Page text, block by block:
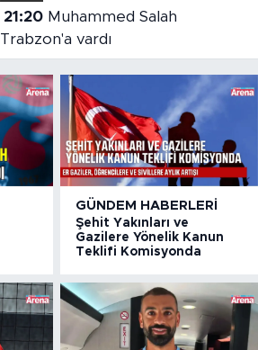
21:20Muhammed Salah
Trabzon'a vardı
GÜNDEM HABERLERI
Şehit Yakınları ve
Gazilere Yönelik Kanun
Teklifi Komisyonda